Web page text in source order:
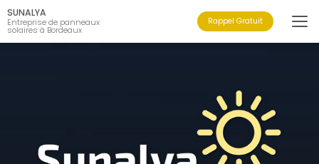
Aller
au
contenu
principal
SUNALYA
Entreprise de panneaux
solaires à Bordeaux
Rappel Gratuit